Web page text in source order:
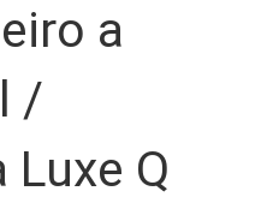
a
/
Luxe Q